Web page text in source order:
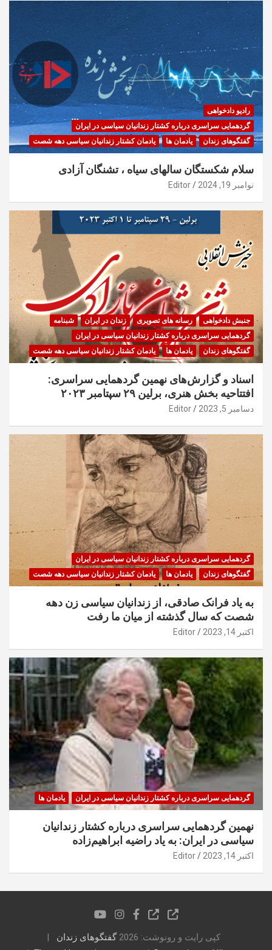
رادیو دادخواهی
گردهمایی سراسری درباره کشتار زندانیان سیاسی در ایران
گفتگوهای زندان
یادمان ها یادمان کشتار زندانیان سیاسی دهه شصت
سلام شکستگان سالهای سیاه ، تشنگان آزادی
نوامبر 19, 2024 Editor
جنبش دادخواهی رسانه های تصویری زندان در ایران
شبنامه
گردهمایی سراسری درباره کشتار زندانیان سیاسی در ایران
گفتگوهای زندان
یادمان ها یادمان کشتار زندانیان سیاسی دهه شصت
اسناد و گزارش‌های نهمین گردهمایی سراسری:
افتتاحیه بخش هنری، برلین ۲۹ سپتامبر ۲۰۲۳
دسامبر 5, 2023 Editor
گردهمایی سراسری درباره کشتار زندانیان سیاسی در ایران
گفتگوهای زندان
یادمان ها یادمان کشتار زندانیان سیاسی دهه شصت
به یاد فرانک صادقی، از زندانیان سیاسی زن دهه
شصت که سال گذشته از میان ما رفت
اکتبر 14, 2023 Editor
گردهمایی سراسری درباره کشتار زندانیان سیاسی در ایران یادمان ها
نهمین گردهمایی سراسری درباره کشتار زندانیان
سیاسی در ایران: به یاد راضیه ابراهیم‌زاده
اکتبر 14, 2023 Editor
کپی رایت و رونوشت: 2026
گفتگوهای زندان